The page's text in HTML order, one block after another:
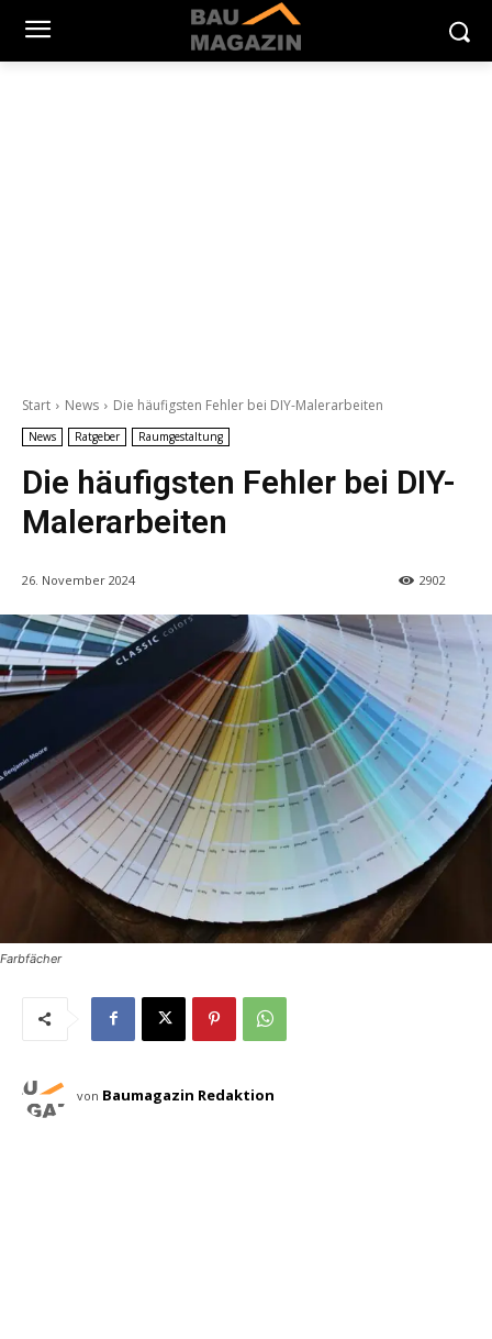
Start News Die häufigsten Fehler bei DIY-Malerarbeiten
News Ratgeber Raumgestaltung
Die häufigsten Fehler bei DIY-
Malerarbeiten
26. November 2024 2902
Farbfächer
von Baumagazin Redaktion